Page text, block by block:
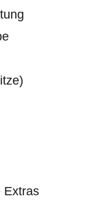
Extras